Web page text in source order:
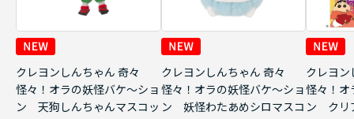
クレヨンしんちゃん 奇々
怪々！オラの妖怪バケ～ショ
ン 天狗しんちゃんマスコッ
クレヨンしんちゃん 奇々
怪々！オラの妖怪バケ～ショ
ン 妖怪わたあめシロマスコ
クレヨン
怪々！オ
ン クリ